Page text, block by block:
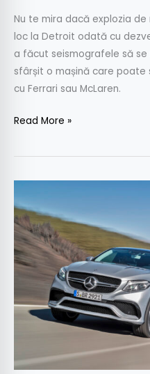
Nu te mira dacă explozia
loc la Detroit odată cu
a făcut seismografele să
sfârșit o mașină care poate
cu Ferrari sau McLaren.
Read More »
Benz
GLE
63
AMG
Coupe
versiunea
585